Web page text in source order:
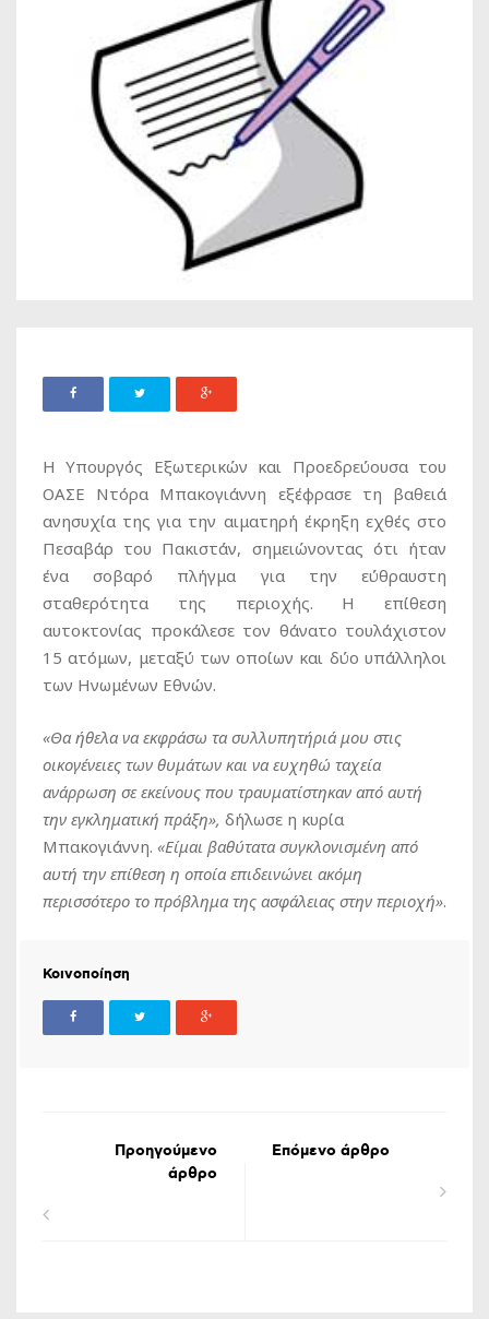
Η Υπουργός Εξωτερικών και Προεδρεύουσα του
ΟΑΣΕ Ντόρα Μπακογιάννη εξέφρασε τη βαθειά
ανησυχία της για την αιματηρή έκρηξη εχθές στο
Πεσαβάρ του Πακιστάν, σημειώνοντας ότι ήταν
ένα σοβαρό πλήγμα για την εύθραυστη
σταθερότητα της περιοχής. Η επίθεση
αυτοκτονίας προκάλεσε τον θάνατο τουλάχιστον
15 ατόμων, μεταξύ των οποίων και δύο υπάλληλοι
των Ηνωμένων Εθνών.
«Θα ήθελα να εκφράσω τα συλλυπητήριά μου στις
οικογένειες των θυμάτων και να ευχηθώ ταχεία
ανάρρωση σε εκείνους που τραυματίστηκαν από αυτή
την εγκληματική πράξη», δήλωσε η κυρία
Μπακογιάννη. «Είμαι βαθύτατα συγκλονισμένη από
αυτή την επίθεση η οποία επιδεινώνει ακόμη
περισσότερο το πρόβλημα της ασφάλειας στην περιοχή».
Κοινοποίηση
Προηγούμενο
άρθρο
Επόμενο άρθρο